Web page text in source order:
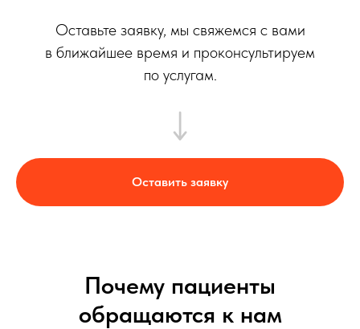
Оставьте заявку, мы свяжемся с вами
в ближайшее время и проконсультируем
по услугам.
Оставить заявку
Почему пациенты
обращаются к нам